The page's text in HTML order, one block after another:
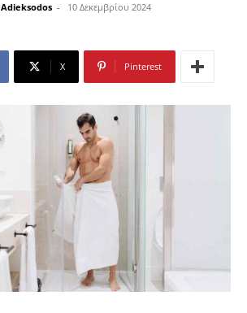
Adieksodos - 10 Δεκεμβρίου 2024
X Pinterest